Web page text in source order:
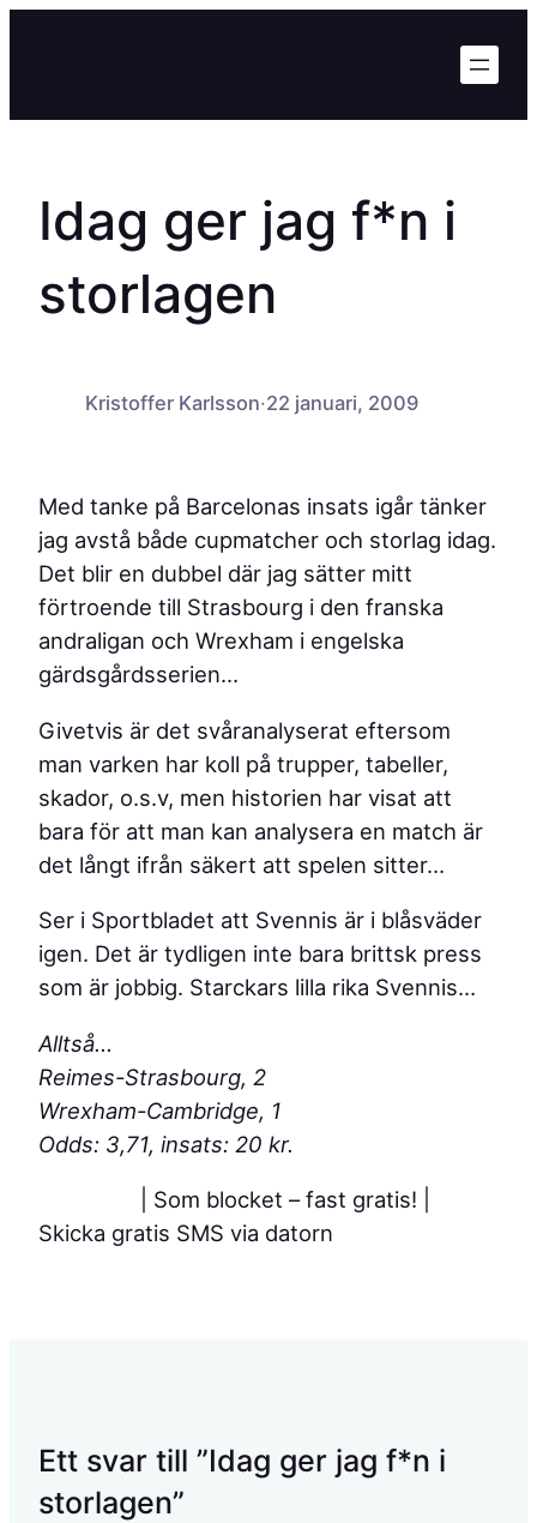
Idag ger jag f*n i
storlagen
Kristoffer Karlsson·22 januari, 2009
Med tanke på Barcelonas insats igår tänker
jag avstå både cupmatcher och storlag idag.
Det blir en dubbel där jag sätter mitt
förtroende till Strasbourg i den franska
andraligan och Wrexham i engelska
gärdsgårdsserien…
Givetvis är det svåranalyserat eftersom
man varken har koll på trupper, tabeller,
skador, o.s.v, men historien har visat att
bara för att man kan analysera en match är
det långt ifrån säkert att spelen sitter…
Ser i Sportbladet att Svennis är i blåsväder
igen. Det är tydligen inte bara brittsk press
som är jobbig. Starckars lilla rika Svennis…
Alltså…
Reimes-Strasbourg, 2
Wrexham-Cambridge, 1
Odds: 3,71, insats: 20 kr.
| Som blocket – fast gratis!
Skicka gratis SMS via datorn
Ett svar till ”Idag ger jag f*n i
storlagen”